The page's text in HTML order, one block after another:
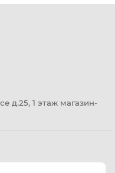
д.25, 1 этаж магазин-